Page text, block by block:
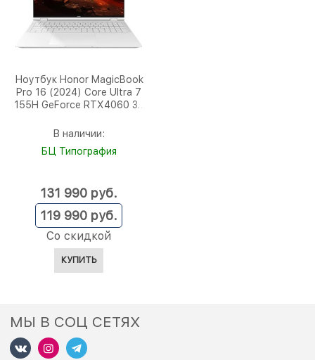
Ноутбук Honor MagicBook
Pro 16 (2024) Core Ultra 7
155H GeForce RTX4060 32
В наличии:
БЦ Типография
119 990 руб.
Со скидкой
131 990 руб.
КУПИТЬ
МЫ В СОЦ СЕТЯХ